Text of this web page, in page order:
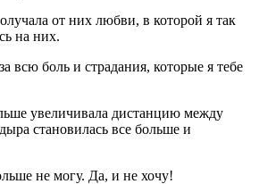
от них любви, в которой я так
на них.
всю боль и страдания, которые я тебе
увеличивала дистанцию между
становилась все больше и
не могу. Да, и не хочу!